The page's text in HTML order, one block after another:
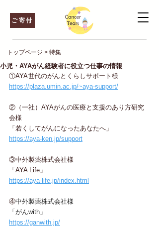
ご寄付
トップページ > 特集
小児・AYAがん経験者に役立つ仕事の情報
①AYA世代のがんとくらしサポート様
https://plaza.umin.ac.jp/~aya-support/
②（一社）AYAがんの医療と支援のあり方研究
会様
「若くしてがんになったあなたへ」
https://aya-ken.jp/support
③中外製薬株式会社様
「AYA Life」
https://aya-life.jp/index.html
④中外製薬株式会社様
「がんwith」
https://ganwith.jp/